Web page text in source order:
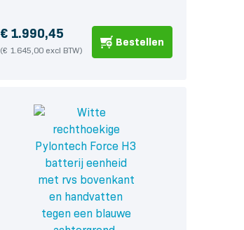
€1.990,45
(€ 1.645,00 excl BTW)
Bestellen